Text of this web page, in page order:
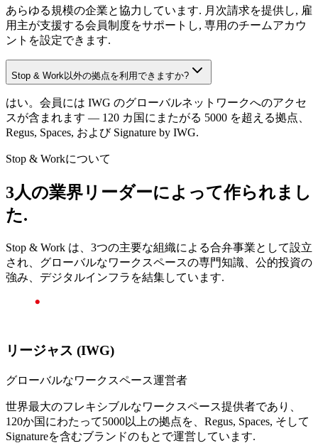
あらゆる規模の企業と協力しています. 月次請求を提供し, 雇
用主が支援する会員制度をサポートし, 専用のチームアカウ
ントを設定できます.
Stop & Work以外の拠点を利用できますか?
はい。会員には IWG のグローバルネットワークへのアクセ
スが含まれます — 120 カ国にまたがる 5000 を超える拠点、
Regus, Spaces, および Signature by IWG.
Stop & Workについて
3人の業界リーダーによって作られまし
た.
Stop & Work は、3つの主要な組織による合弁事業として設立
され、グローバルなワークスペースの専門知識、公的投資の
強み、デジタルインフラを結集しています.
リージャス (IWG)
グローバルなワークスペース運営者
世界最大のフレキシブルなワークスペース提供者であり、
120か国にわたって5000以上の拠点を、Regus, Spaces, そして
Signatureを含むブランドのもとで運営しています.